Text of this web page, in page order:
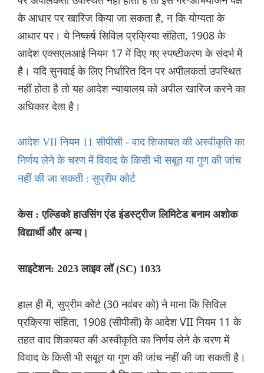
के आधार पर खारिज किया जा सकता है, न कि योग्यता के
आधार पर। ये निष्कर्ष सिविल प्रक्रिया संहिता, 1908 के
आदेश एक्सएलआई नियम 17 में दिए गए स्पष्टीकरण के संदर्भ में
है। यदि सुनवाई के लिए निर्धारित दिन पर अपीलकर्ता उपस्थित
नहीं होता है तो यह आदेश न्यायालय को अपील खारिज करने का
अधिकार देता है।
आदेश VII नियम 11 सीपीसी - वाद शिकायत की अस्वीकृति का
निर्णय लेने के चरण में विवाद के किसी भी सबूत या गुण की जांच
नहीं की जा सकती : सुप्रीम कोर्ट
केस : एल्डिको हाउसिंग एंड इंडस्ट्रीज लिमिटेड बनाम अशोक
विद्यार्थी और अन्य।
साइटेशन: 2023 लाइव लॉ (SC) 1033
हाल ही में, सुप्रीम कोर्ट (30 नवंबर को) ने माना कि सिविल
प्रक्रिया संहिता, 1908 (सीपीसी) के आदेश VII नियम 11 के
तहत वाद शिकायत की अस्वीकृति का निर्णय लेने के चरण में
विवाद के किसी भी सबूत या गुण की जांच नहीं की जा सकती है।